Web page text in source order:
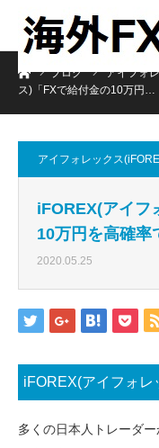
ホームブログ アイフォ
ス)「FXで給付金の10万円…
アイフォレックス
iFOREX(アイフ
10万円を高確率
2020.05.25
iFOREX(アイフォレ
多くの日本人トレーダ